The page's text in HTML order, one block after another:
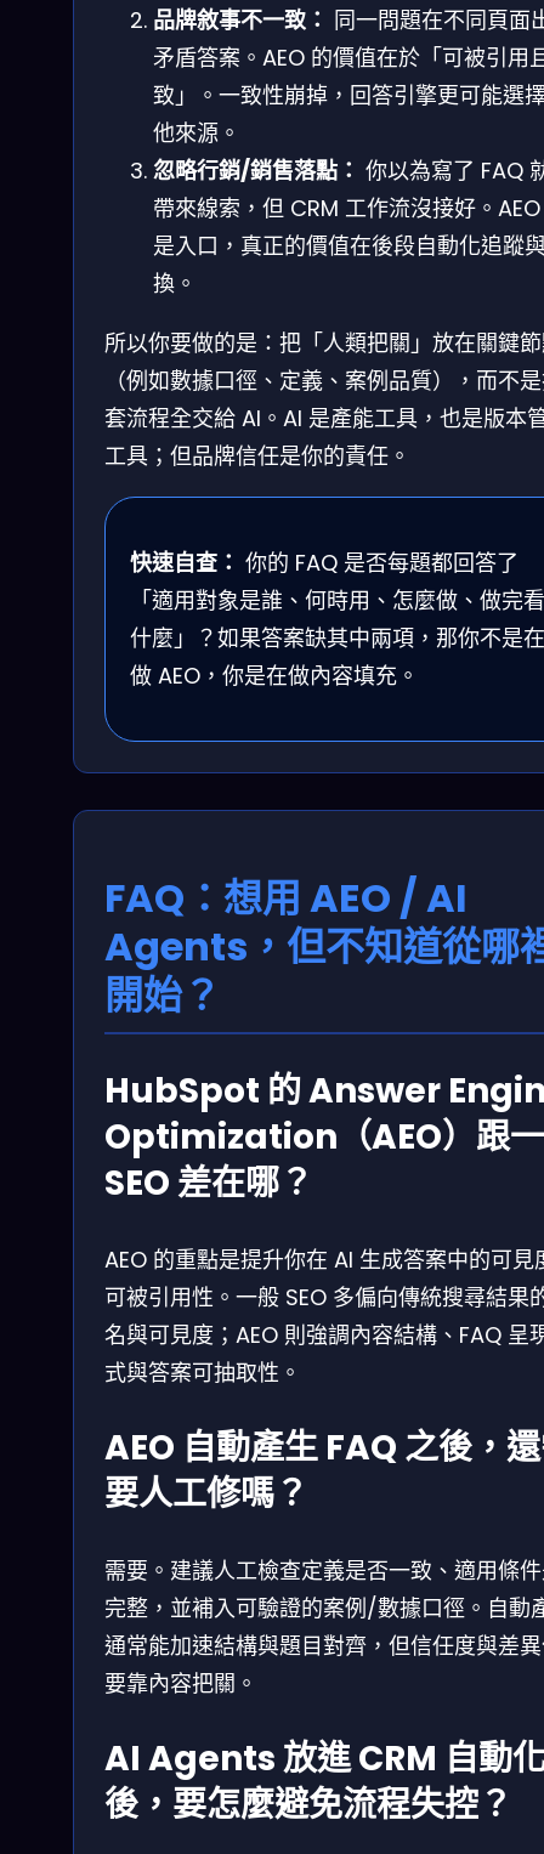
品牌敘事不一致： 同一問題在不同頁面
矛盾答案。AEO 的價值在於「可被引用
致」。一致性崩掉，回答引擎更可能選
他來源。
忽略行銷/銷售落點： 你以為寫了 FAQ
帶來線索，但 CRM 工作流沒接好。
是入口，真正的價值在後段自動化追蹤
換。
所以你要做的是：把「人類把關」放在關鍵
（例如數據口徑、定義、案例品質），而不
套流程全交給 AI。AI 是產能工具，也是版本
工具；但品牌信任是你的責任。
快速自查： 你的 FAQ 是否每題都回答了
「適用對象是誰、何時用、怎麼做、做完看
什麼」？如果答案缺其中兩項，那你不是在
做 AEO，你是在做內容填充。
FAQ：想用 AEO / AI
Agents，但不知道從哪
開始？
HubSpot 的 Answer
Optimization（AEO）跟
SEO 差在哪？
AEO 的重點是提升你在 AI 生成答案中的可見
可被引用性。一般 SEO 多偏向傳統搜尋結果
名與可見度；AEO 則強調內容結構、FAQ 呈
式與答案可抽取性。
AEO 自動產生 FAQ 之後，
要人工修嗎？
需要。建議人工檢查定義是否一致、適用條
完整，並補入可驗證的案例/數據口徑。自動
通常能加速結構與題目對齊，但信任度與差
要靠內容把關。
AI Agents 放進 CRM 自動
後，要怎麼避免流程失控？